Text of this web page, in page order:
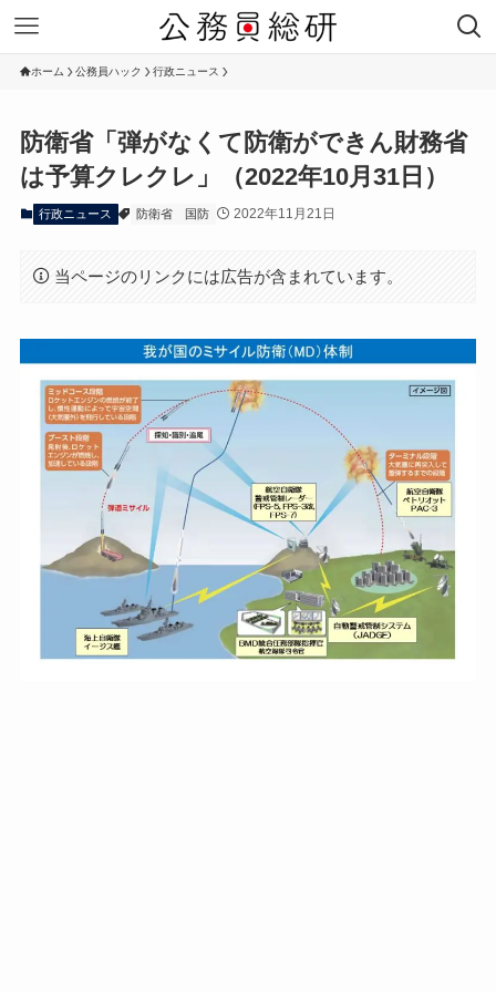
ホーム 公務員ハック 行政ニュース
防衛省「弾がなくて防衛ができん財務省
は予算クレクレ」（2022年10月31日）
行政ニュース 防衛省 国防 2022年11月21日
当ページのリンクには広告が含まれています。